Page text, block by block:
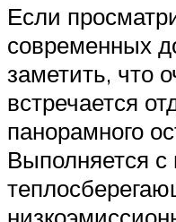
Если
современных
заметить, что
встречается
панорамного
Выполняется